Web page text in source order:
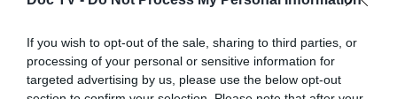
If you wish to opt-out of the sale, sharing to third parties, or
processing of your personal or sensitive information for
targeted advertising by us, please use the below opt-out
ΤΟ ΟΝΕΙΡΟ σε καλεί εκεί όπου γεννήθηκε η
τέχνη τη Φρίντα, στο ίδιο της το κρεβάτι. Μια
ποιητική καλλιτεχνική εγκατάσταση για τον
κύκλο της ζωής, τη γέννηση και τον θάνατο,